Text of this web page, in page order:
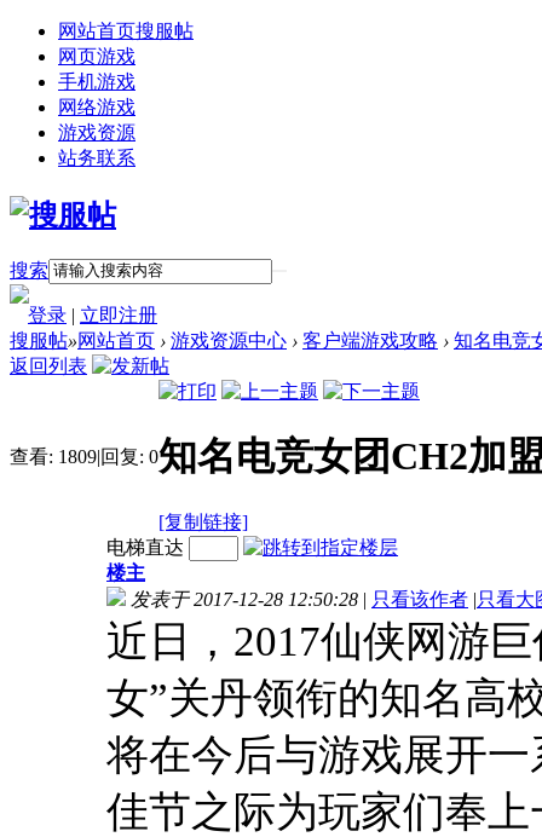
网站首页搜服帖
网页游戏
手机游戏
网络游戏
游戏资源
站务联系
搜索
登录 | 立即注册
搜服帖»网站首页 › 游戏资源中心 › 客户端游戏攻略 › 知名电竞
返回列表
查看: 1809|回复: 0知名电竞女团CH2加
[复制链接]
电梯直达
楼主
发表于 2017-12-28 12:50:28 | 只看该作者 |只看大
近日，2017仙侠网游
女”关丹领衔的知名高
将在今后与游戏展开
佳节之际为玩家们奉